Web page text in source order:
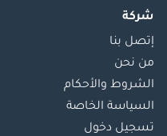
شركة
إتصل بنا
من نحن
الشروط والأحكام
السياسة الخاصة
تسجيل دخول